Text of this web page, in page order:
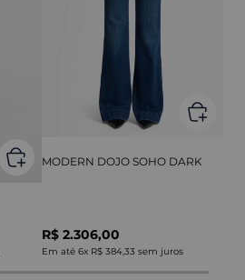
MODERN DOJO SOHO DARK
R$ 2.306,00
Em até 6x R$ 384,33 sem juros